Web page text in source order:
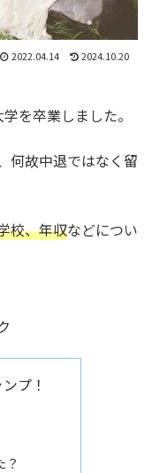
2022.04.14 2024.10.20
を卒業しました。
何故中退ではなく留
校、年収などについ
プ！
？